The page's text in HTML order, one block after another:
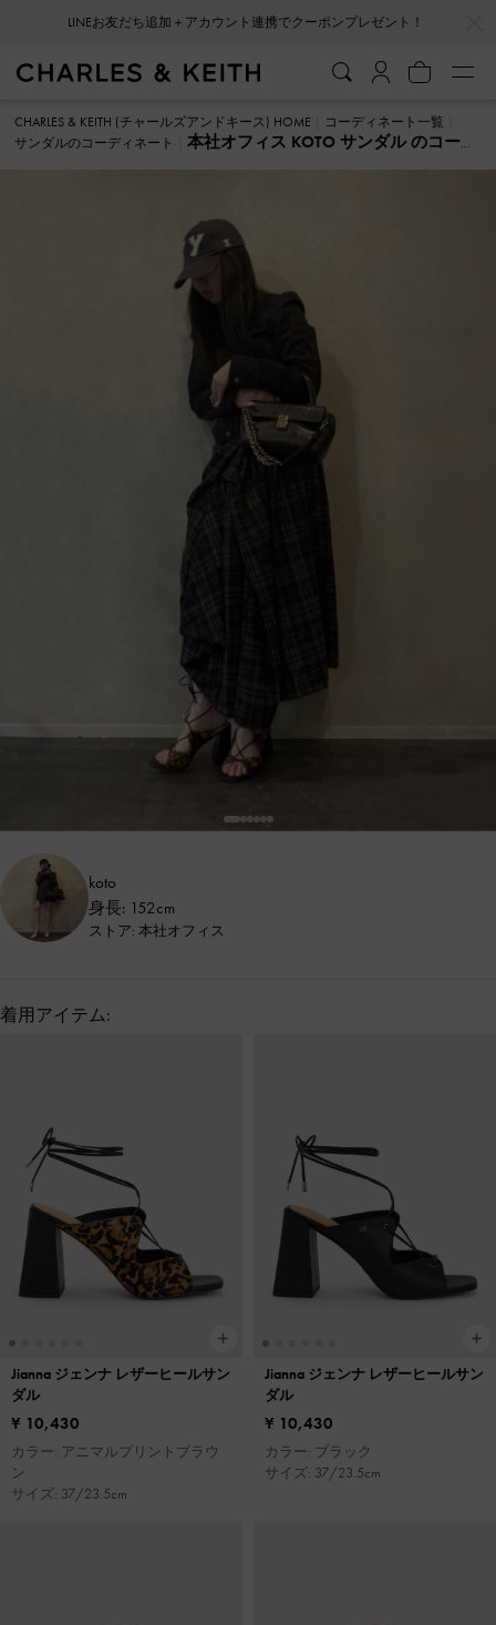
LINEお友だち追加＋アカウント連携でクーポンプレゼント！
CHARLES & KEITH (チャールズアンドキース) HOME
コーディネート一覧
サンダルのコーディネート
本社オフィス KOTO サンダル のコーデ
koto
身長: 152cm
ストア: 本社オフィス
着用アイテム:
Jianna ジェンナ レザーヒールサン
ダル
¥ 10,430
カラー: アニマルプリントブラウ
ン
サイズ: 37/23.5cm
Jianna ジェンナ レザーヒールサン
ダル
¥ 10,430
カラー: ブラック
サイズ: 37/23.5cm